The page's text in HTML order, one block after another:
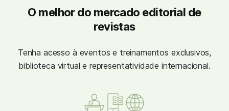
O melhor do mercado editorial de
revistas
Tenha acesso à eventos e treinamentos exclusivos,
biblioteca virtual e representatividade internacional.